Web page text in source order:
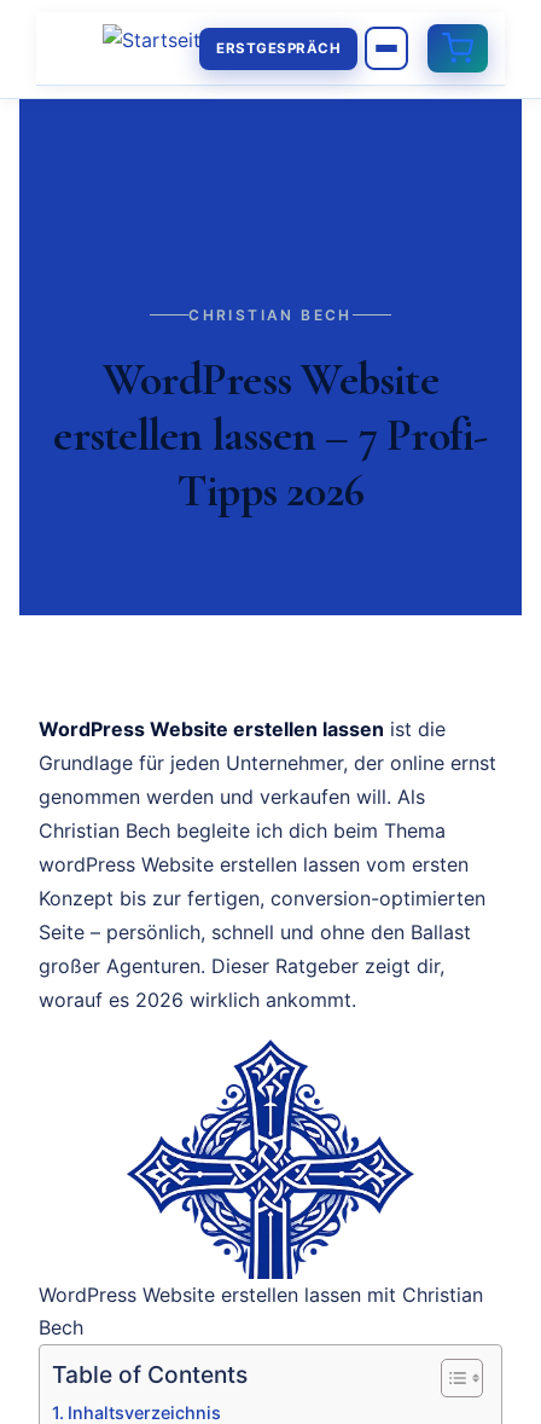
ERSTGESPRÄCH
CHRISTIAN BECH
WordPress Website
erstellen lassen – 7 Profi-
Tipps 2026
WordPress Website erstellen lassen ist die
Grundlage für jeden Unternehmer, der online ernst
genommen werden und verkaufen will. Als
Christian Bech begleite ich dich beim Thema
wordPress Website erstellen lassen vom ersten
Konzept bis zur fertigen, conversion-optimierten
Seite – persönlich, schnell und ohne den Ballast
großer Agenturen. Dieser Ratgeber zeigt dir,
worauf es 2026 wirklich ankommt.
WordPress Website erstellen lassen mit Christian
Bech
Table of Contents
Inhaltsverzeichnis